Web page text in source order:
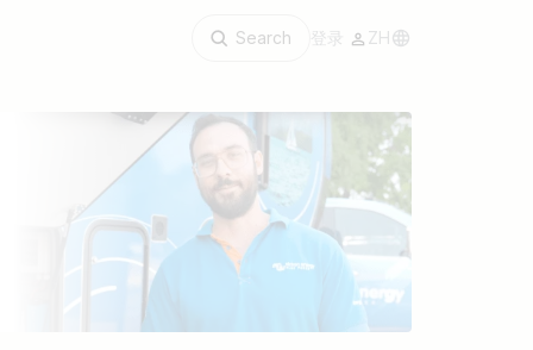
Search 登录 ZH